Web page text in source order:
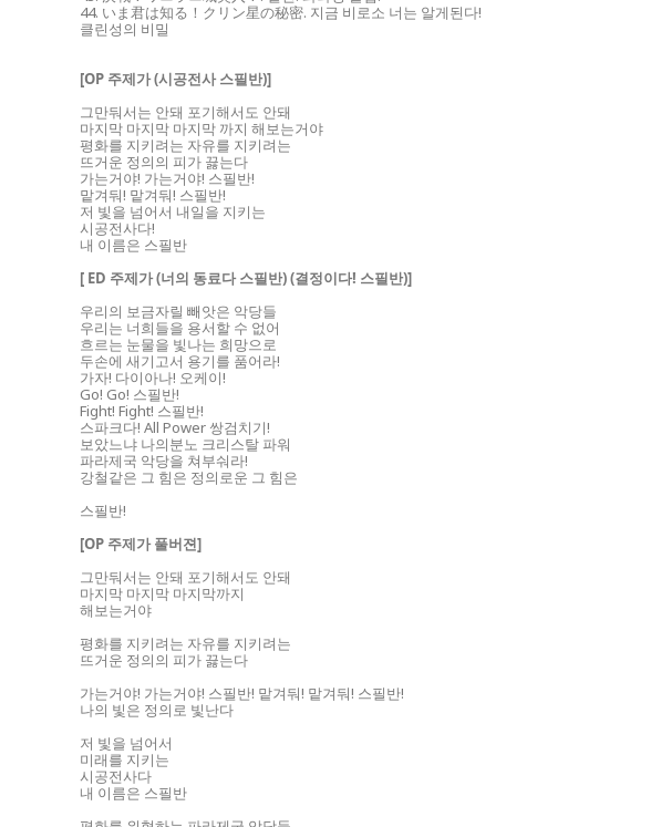
44. いま君は知る！クリン星の秘密. 지금 비로소 너는 알게된다!
클린성의 비밀
[OP 주제가 (시공전사 스필반)]
그만둬서는 안돼 포기해서도 안돼
마지막 마지막 마지막 까지 해보는거야
평화를 지키려는 자유를 지키려는
뜨거운 정의의 피가 끓는다
가는거야! 가는거야! 스필반!
맡겨둬! 맡겨둬! 스필반!
저 빛을 넘어서 내일을 지키는
시공전사다!
내 이름은 스필반
[ ED 주제가 (너의 동료다 스필반) (결정이다! 스필반)]
우리의 보금자릴 빼앗은 악당들
우리는 너희들을 용서할 수 없어
흐르는 눈물을 빛나는 희망으로
두손에 새기고서 용기를 품어라!
가자! 다이아나! 오케이!
Go! Go! 스필반!
Fight! Fight! 스필반!
스파크다! All Power 쌍검치기!
보았느냐 나의분노 크리스탈 파워
파라제국 악당을 쳐부숴라!
강철같은 그 힘은 정의로운 그 힘은
스필반!
[OP 주제가 풀버젼]
그만둬서는 안돼 포기해서도 안돼
마지막 마지막 마지막까지
해보는거야
평화를 지키려는 자유를 지키려는
뜨거운 정의의 피가 끓는다
가는거야! 가는거야! 스필반! 맡겨둬! 맡겨둬! 스필반!
나의 빛은 정의로 빛난다
저 빛을 넘어서
미래를 지키는
시공전사다
내 이름은 스필반